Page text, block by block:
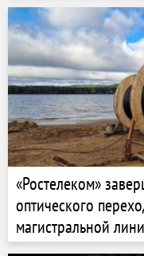
«Ростелеком»
оптического
магистральной